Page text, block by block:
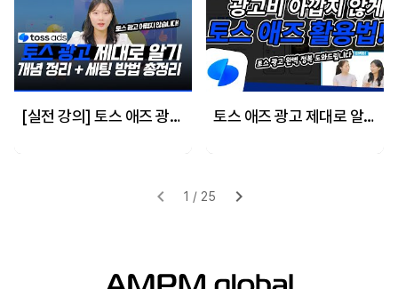
[실전 강의] 토스 애즈 광고 세팅 완벽 가이드-토스에서 광고하기 전 꼭 알아야 할 개념 & 설정 방법 토스 애즈 광고 제대로 알기: 개념 정리 + 세팅 방법 총정리